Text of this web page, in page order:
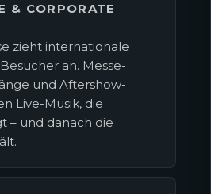
& CORPORATE
zieht internationale
an. Messe-
und Aftershow-
Live-Musik, die
– und danach die